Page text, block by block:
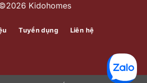
Kidohomes
Tuyển dụng Liên hệ